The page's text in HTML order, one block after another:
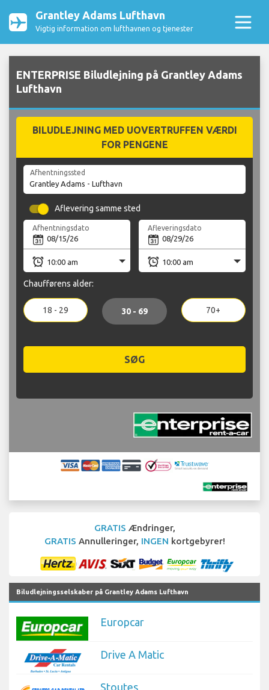
Grantley Adams Lufthavn
Vigtig information om lufthavnen og tjenester
ENTERPRISE Biludlejning på Grantley Adams
Lufthavn
BILUDLEJNING MED UOVERTRUFFEN VÆRDI
FOR PENGENE
Afhentningssted
Aflevering samme sted
Afhentningsdato Afleveringsdato
Chaufførens alder:
18 - 29 30 - 69 70+
SØG
GRATIS Ændringer,
GRATIS Annulleringer, INGEN kortgebyrer!
Biludlejningsselskaber på Grantley Adams Lufthavn
Europcar
Drive A Matic
Stoutes